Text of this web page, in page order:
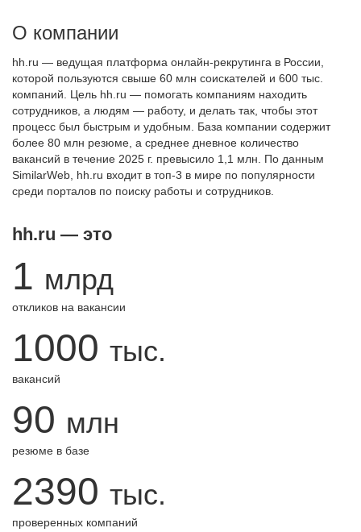
О компании
hh.ru — ведущая платформа онлайн-рекрутинга в России,
которой пользуются свыше 60 млн соискателей и 600 тыс.
компаний. Цель hh.ru — помогать компаниям находить
сотрудников, а людям — работу, и делать так, чтобы этот
процесс был быстрым и удобным. База компании содержит
более 80 млн резюме, а среднее дневное количество
вакансий в течение 2025 г. превысило 1,1 млн. По данным
SimilarWeb, hh.ru входит в топ-3 в мире по популярности
среди порталов по поиску работы и сотрудников.
hh.ru — это
1 млрд
откликов на вакансии
1000 тыс.
вакансий
90 млн
резюме в базе
2390 тыс.
проверенных компаний